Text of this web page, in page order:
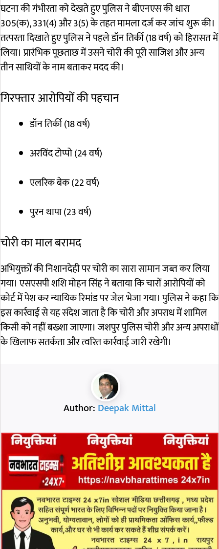
घटना की गंभीरता को देखते हुए पुलिस ने बीएनएस की धारा
305(क), 331(4) और 3(5) के तहत मामला दर्ज कर जांच शुरू की।
तत्परता दिखाते हुए पुलिस ने पहले डॉन तिर्की (18 वर्ष) को हिरासत में
लिया। प्रारंभिक पूछताछ में उसने चोरी की पूरी साजिश और अन्य
तीन साथियों के नाम बताकर मदद की।
गिरफ्तार आरोपियों की पहचान
डॉन तिर्की (18 वर्ष)
अरविंद टोप्पो (24 वर्ष)
एलरिक बेक (22 वर्ष)
पुरन थापा (23 वर्ष)
चोरी का माल बरामद
अभियुक्तों की निशानदेही पर चोरी का सारा सामान जब्त कर लिया
गया। एसएसपी शशि मोहन सिंह ने बताया कि चारों आरोपियों को
कोर्ट में पेश कर न्यायिक रिमांड पर जेल भेजा गया। पुलिस ने कहा कि
इस कार्रवाई से यह संदेश जाता है कि चोरी और अपराध में शामिल
किसी को नहीं बख्शा जाएगा। जशपुर पुलिस चोरी और अन्य अपराधों
के खिलाफ सतर्कता और त्वरित कार्रवाई जारी रखेगी।
Author: Deepak Mittal